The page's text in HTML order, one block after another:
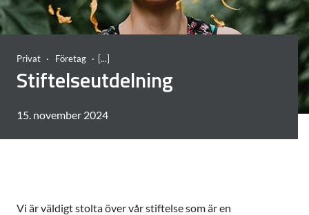
Privat Företag
Stiftelseutdelning
15. november 2024
Vi är väldigt stolta över vår stiftelse som är en